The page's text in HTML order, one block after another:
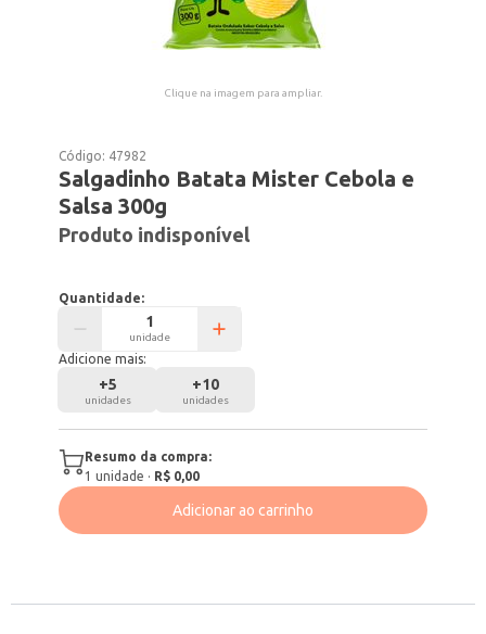
Clique na imagem para ampliar.
Código: 47982
Salgadinho Batata Mister Cebola e
Salsa 300g
Produto indisponível
Quantidade:
unidade
Adicione mais:
+5
unidades
+10
unidades
Resumo da compra:
1 unidade · R$ 0,00
Adicionar ao carrinho